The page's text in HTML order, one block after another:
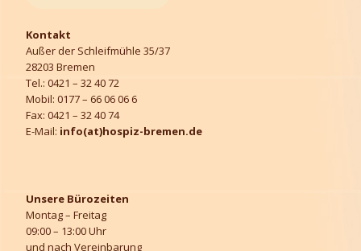
Kontakt
Außer der Schleifmühle 35/37
28203 Bremen
Tel.: 0421 – 32 40 72
Mobil: 0177 – 66 06 06 6
Fax: 0421 – 32 40 74
E-Mail: info(at)hospiz-bremen.de
Unsere Bürozeiten
Montag – Freitag
09:00 – 13:00 Uhr
und nach Vereinbarung